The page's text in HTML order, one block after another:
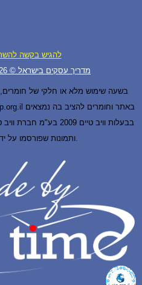
להגיש בקשה
VIP.ORG.IL - מדריך עסקים בישראל © 2012-
בשעה שימוש מלא או חלקי של
ותמונות שפורסמו על ידי המפרסמים באתר.